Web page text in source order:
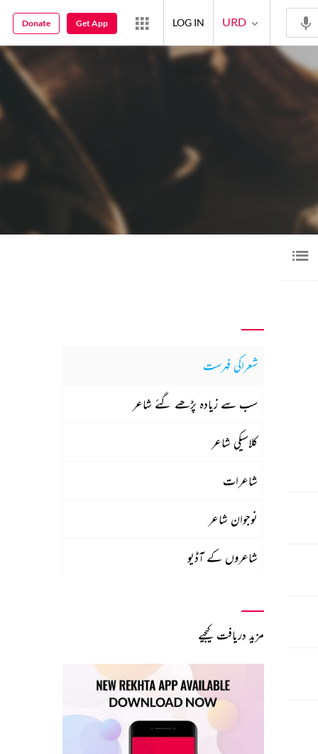
شعراکی فہرست
سب سے زیادہ پڑھے گئے شاعر
کلاسیکی شاعر
شاعرات
نوجوان شاعر
شاعروں کے آڈیو
مزید دریافت کیجیے
URD
LOG IN
Get App
Donate